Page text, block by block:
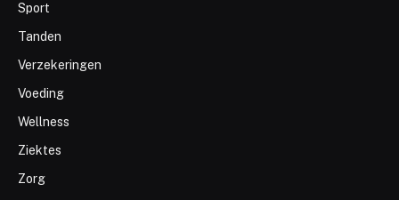
Sport
Tanden
Verzekeringen
Voeding
Wellness
Ziektes
Zorg